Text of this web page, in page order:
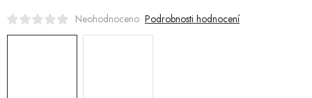
Obchodní podmínky pro podnikatele
Způsob doručení a platby
Neohodnoceno Podrobnosti hodnocení